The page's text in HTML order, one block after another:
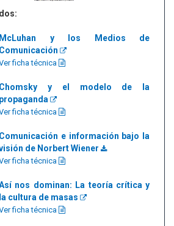
McLuhan y los Medios de
Comunicación
ficha técnica
Chomsky y el modelo de la
propaganda
ficha técnica
Comunicación e información bajo la
de Norbert Wiener
ficha técnica
nos dominan: La teoría crítica y
la cultura de masas
ficha técnica